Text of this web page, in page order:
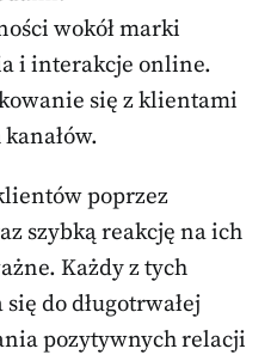
wokół marki
i interakcje online.
się z klientami
poprzez
szybką reakcję na ich
Każdy z tych
do długotrwałej
pozytywnych relacji